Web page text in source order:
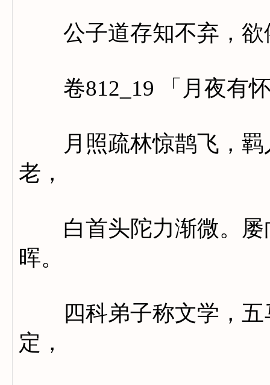
公子道存知不弃，欲
卷812_19 「月夜有怀
月照疏林惊鹊飞，羁
老，
白首头陀力渐微。屡
晖。
四科弟子称文学，五
定，